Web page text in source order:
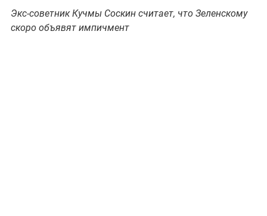
Экс-советник Кучмы Соскин считает, что Зеленскому
скоро объявят импичмент